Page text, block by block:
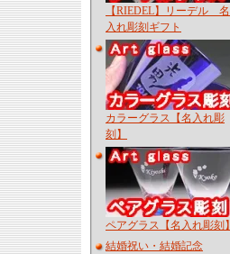
【RIEDEL】リーデル 名
入れ彫刻ギフト
カラーグラス【名入れ彫
刻】
ペアグラス【名入れ彫刻】
結婚祝い・結婚記念